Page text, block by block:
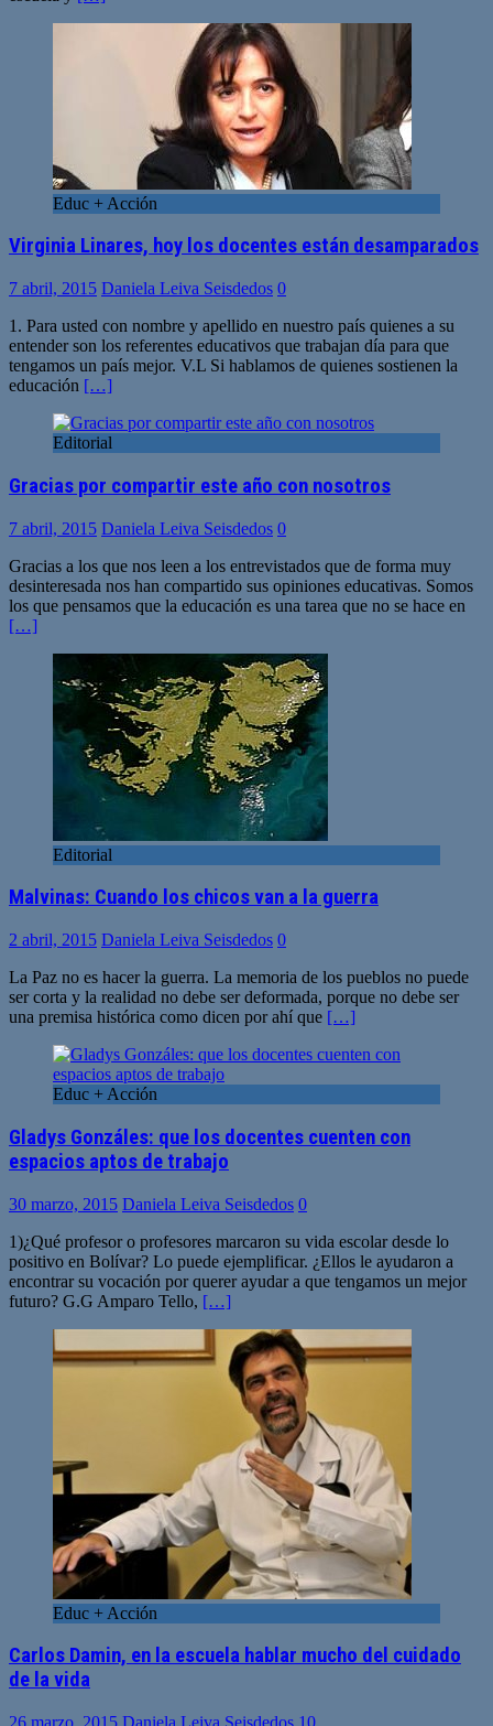
Educ + Acción
Virginia Linares, hoy los docentes están desamparados
7 abril, 2015 Daniela Leiva Seisdedos 0
1. Para usted con nombre y apellido en nuestro país quienes a su
entender son los referentes educativos que trabajan día para que
tengamos un país mejor. V.L Si hablamos de quienes sostienen la
educación […]
Editorial
Gracias por compartir este año con nosotros
7 abril, 2015 Daniela Leiva Seisdedos 0
Gracias a los que nos leen a los entrevistados que de forma muy
desinteresada nos han compartido sus opiniones educativas. Somos
los que pensamos que la educación es una tarea que no se hace en
[…]
Editorial
Malvinas: Cuando los chicos van a la guerra
2 abril, 2015 Daniela Leiva Seisdedos 0
La Paz no es hacer la guerra. La memoria de los pueblos no puede
ser corta y la realidad no debe ser deformada, porque no debe ser
una premisa histórica como dicen por ahí que […]
Educ + Acción
Gladys Gonzáles: que los docentes cuenten con
espacios aptos de trabajo
30 marzo, 2015 Daniela Leiva Seisdedos 0
1)¿Qué profesor o profesores marcaron su vida escolar desde lo
positivo en Bolívar? Lo puede ejemplificar. ¿Ellos le ayudaron a
encontrar su vocación por querer ayudar a que tengamos un mejor
futuro? G.G Amparo Tello, […]
Educ + Acción
Carlos Damin, en la escuela hablar mucho del cuidado
de la vida
26 marzo, 2015 Daniela Leiva Seisdedos 10